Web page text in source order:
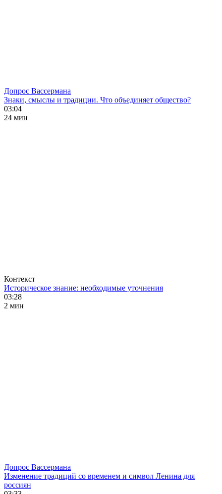
Допрос Вассермана
Знаки, смыслы и традиции. Что объединяет общество?
03:04
24 мин
Контекст
Историческое знание: необходимые уточнения
03:28
2 мин
Допрос Вассермана
Изменение традиций со временем и символ Ленина для
россиян